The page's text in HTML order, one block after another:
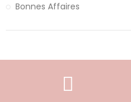
Bonnes Affaires